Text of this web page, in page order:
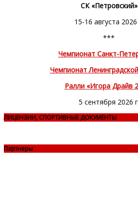
СК «Петровский»
15-16 августа 2026
***
Чемпионат Санкт-
Чемпионат
Ралли «Игора Драйв
5 сентября 2026
ЛИЦЕНЗИИ, СПОРТИВНЫЕ ДОКУМЕНТЫ
Партнеры